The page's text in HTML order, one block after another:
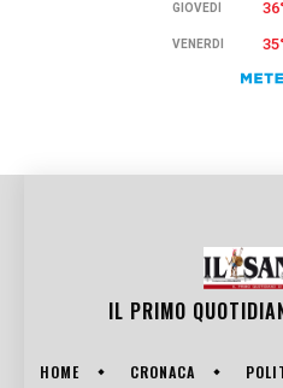
IL PRIMO
HOME CRONACA